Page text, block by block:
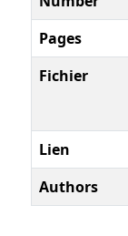
Pages
Fichier
Lien
Authors